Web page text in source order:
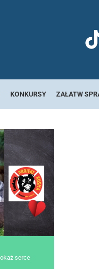
KONKURSY ZAŁATW
serce